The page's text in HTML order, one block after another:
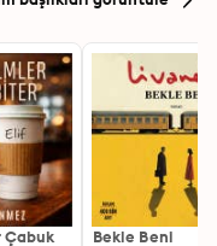
Çabuk
Bekle Beni